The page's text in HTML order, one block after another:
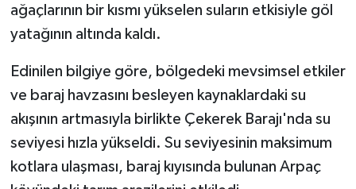
ağaçlarının bir kısmı yükselen suların etkisiyle göl
yatağının altında kaldı.
Edinilen bilgiye göre, bölgedeki mevsimsel etkiler
ve baraj havzasını besleyen kaynaklardaki su
akışının artmasıyla birlikte Çekerek Barajı'nda su
seviyesi hızla yükseldi. Su seviyesinin maksimum
kotlara ulaşması, baraj kıyısında bulunan Arpaç